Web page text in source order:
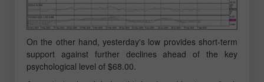
On the other hand, yesterday's low provides short-term
support against further declines ahead of the key
psychological level of $68.00.